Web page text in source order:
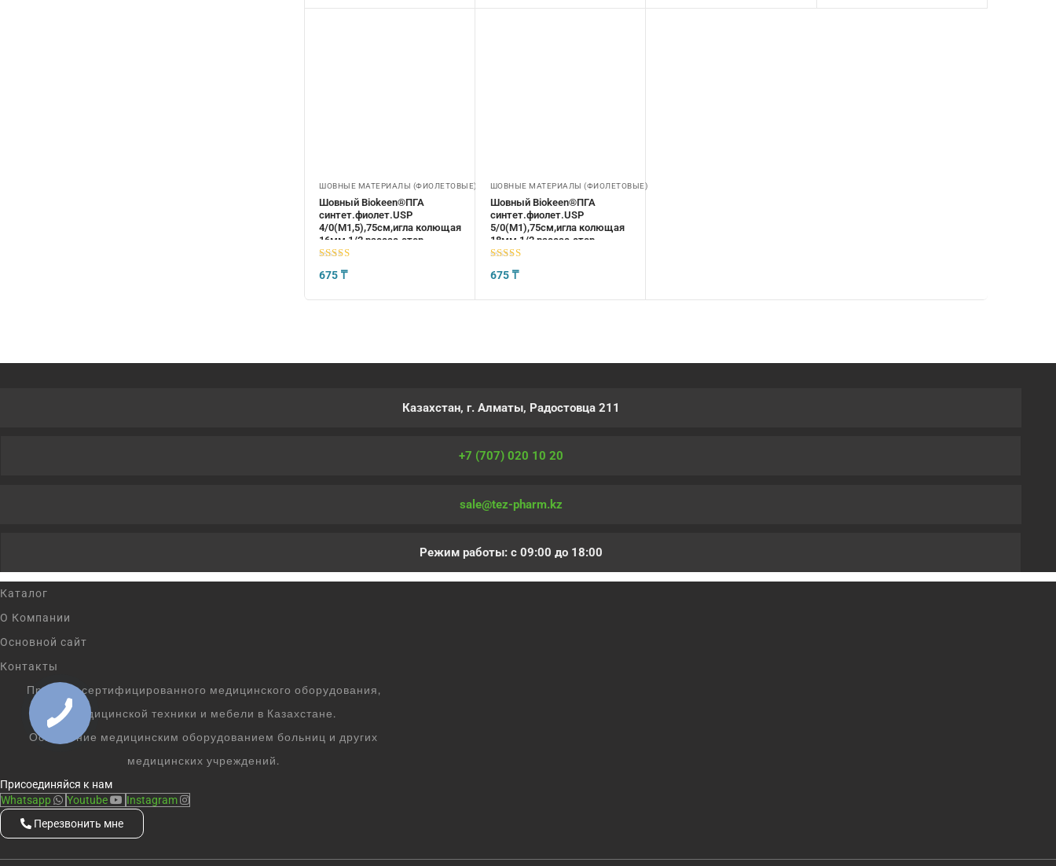
ШОВНЫЕ МАТЕРИАЛЫ (ФИОЛЕТОВЫЕ)
Шовный Biokeen®ПГА
синтет.фиолет.USP
4/0(М1,5),75см,игла колющая
16мм,1/2,рассас.стер
из 5
675 ₸
ШОВНЫЕ МАТЕРИАЛЫ (ФИОЛЕТОВЫЕ)
Шовный Biokeen®ПГА
синтет.фиолет.USP
5/0(М1),75см,игла колющая
18мм,1/2,рассас.стер
из 5
675 ₸
Казахстан, г. Алматы, Радостовца 211
+7 (707) 020 10 20
sale@tez-pharm.kz
Режим работы: с 09:00 до 18:00
Каталог
О Компании
Основной сайт
Контакты
Продажа сертифицированного медицинского оборудования,
медицинской техники и мебели в Казахстане.
Оснащение медицинским оборудованием больниц и других
медицинских учреждений.
Присоединяйся к нам
Whatsapp
Youtube
Instagram
Перезвонить мне